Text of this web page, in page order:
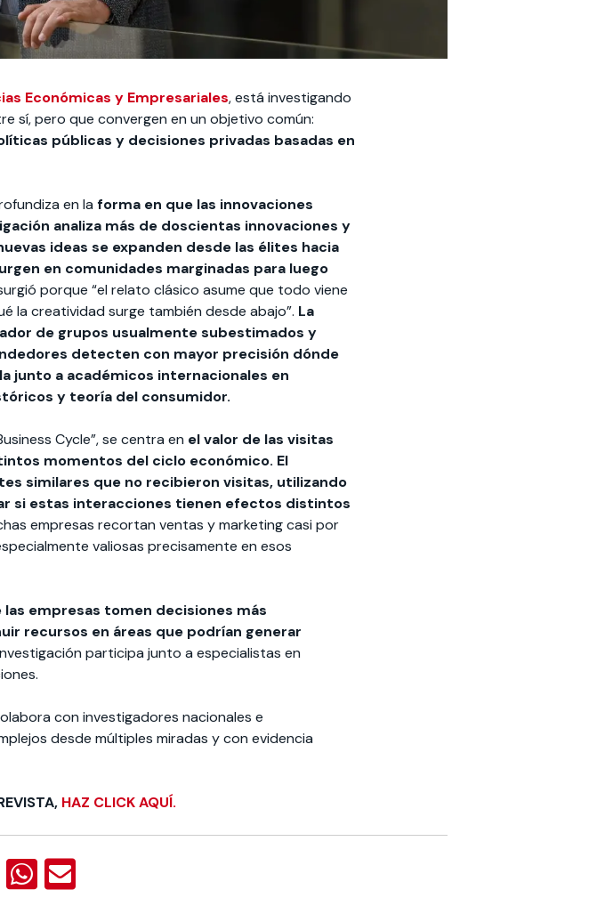
Económicas y Empresariales, está investigando
sí, pero que convergen en un objetivo común:
públicas y decisiones privadas basadas en
en la forma en que las innovaciones
analiza más de doscientas innovaciones y
ideas se expanden desde las élites hacia
en comunidades marginadas para luego
porque “el relato clásico asume que todo viene
la creatividad surge también desde abajo”. La
de grupos usualmente subestimados y
detecten con mayor precisión dónde
junto a académicos internacionales en
y teoría del consumidor.
Cycle”, se centra en el valor de las visitas
momentos del ciclo económico. El
similares que no recibieron visitas, utilizando
si estas interacciones tienen efectos distintos
empresas recortan ventas y marketing casi por
valiosas precisamente en esos
empresas tomen decisiones más
recursos en áreas que podrían generar
participa junto a especialistas en
con investigadores nacionales e
desde múltiples miradas y con evidencia
HAZ CLICK AQUÍ.